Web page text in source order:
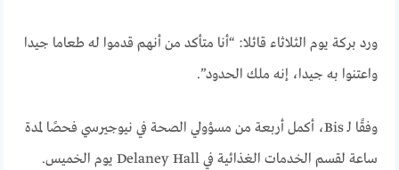
ورد بركة يوم الثلاثاء قائلا: “أنا متأكد من أنهم قدموا له طعاما جيدا
واعتنوا به جيدا، إنه ملك الحدود”.
وفقًا لـ Bis، أكمل أربعة من مسؤولي الصحة في نيوجيرسي فحصًا لمدة
ساعة لقسم الخدمات الغذائية في Delaney Hall يوم الخميس.